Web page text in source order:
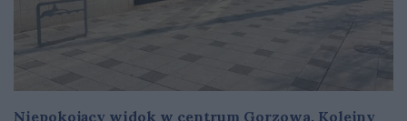
Niepokojący widok w centrum Gorzowa. Kolejny